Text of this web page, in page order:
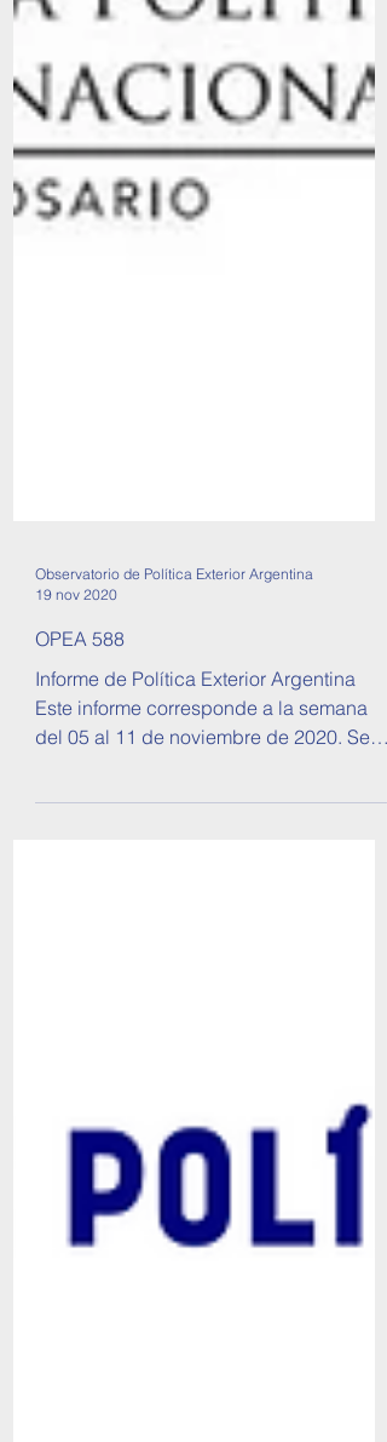
19 nov 2020
OPEA 588
Informe de Política Exterior Argentina
Este informe corresponde a la semana
tratan temas sobre...